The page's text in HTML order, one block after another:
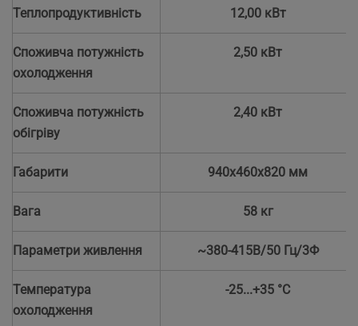
Теплопродуктивність 12,00 кВт
Споживча потужність
охолодження
2,50 кВт
Споживча потужність
обігріву
2,40 кВт
Габарити 940x460x820 мм
Вага 58 кг
Параметри живлення ~380-415В/50 Гц/3Ф
Температура
охолодження
-25...+35 °С